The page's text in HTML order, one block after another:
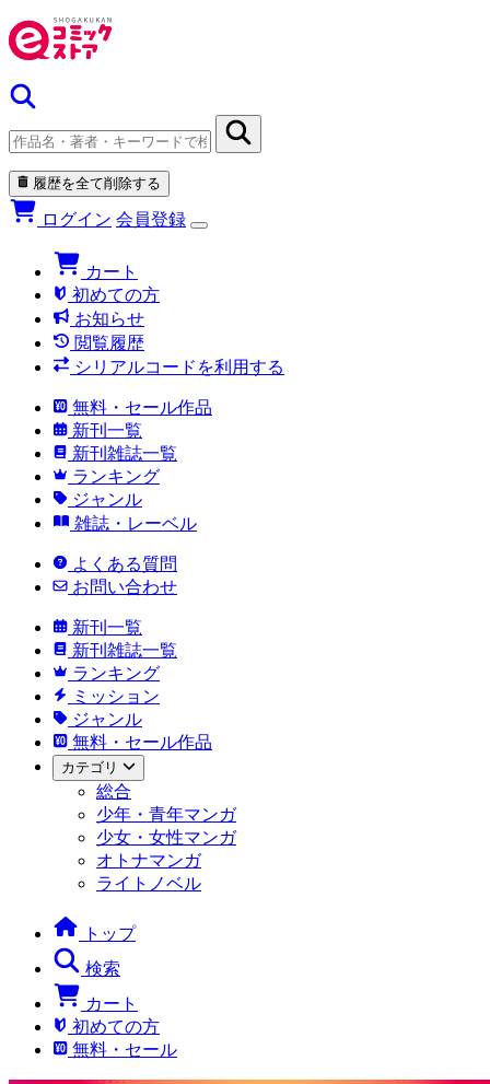
履歴を全て削除する
ログイン 会員登録
カート
初めての方
お知らせ
閲覧履歴
シリアルコードを利用する
無料・セール作品
新刊一覧
新刊雑誌一覧
ランキング
ジャンル
雑誌・レーベル
よくある質問
お問い合わせ
新刊一覧
新刊雑誌一覧
ランキング
ミッション
ジャンル
無料・セール作品
カテゴリ
総合
少年・青年マンガ
少女・女性マンガ
オトナマンガ
ライトノベル
トップ
検索
カート
初めての方
無料・セール